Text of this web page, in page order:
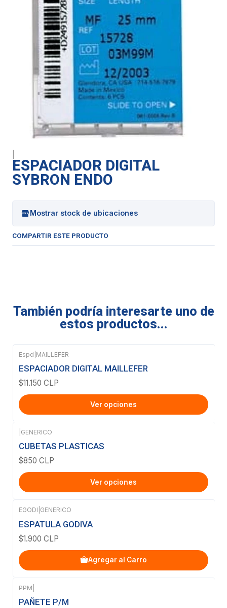
ESPACIADOR DIGITAL
SYBRON ENDO
Mostrar stock de ubicaciones
COMPARTIR ESTE PRODUCTO
También podría interesarte uno de
estos productos...
Espd MAILLEFER
ESPACIADOR DIGITAL MAILLEFER
$11.150 CLP
Ver opciones
GENERICO
CUBETAS PLASTICAS
$850 CLP
Ver opciones
EGODI GENERICO
ESPATULA GODIVA
$1.900 CLP
Agregar al Carro
Agotado
PPM
PAÑETE P/M